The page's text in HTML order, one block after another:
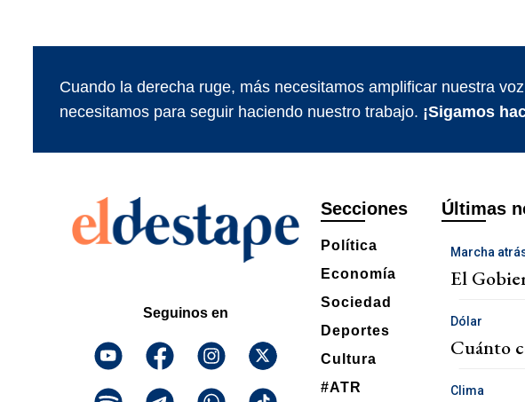
Cuando la derecha ruge, más necesitamos amplificar nuestra
necesitamos para seguir haciendo nuestro trabajo. ¡Sigamos
Seguinos en
Secciones
Política
Economía
Sociedad
Deportes
Cultura
#ATR
Últimas
Marcha
El
Dólar
Cuánto
Clima